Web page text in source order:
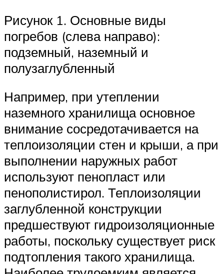
Рисунок 1. Основные виды
погребов (слева направо):
подземный, наземный и
полузаглубленный
Например, при утеплении
наземного хранилища основное
внимание сосредотачивается на
теплоизоляции стен и крыши, а при
выполнении наружных работ
используют пенопласт или
пенополистирол. Теплоизоляции
заглубленной конструкции
предшествуют гидроизоляционные
работы, поскольку существует риск
подтопления такого хранилища.